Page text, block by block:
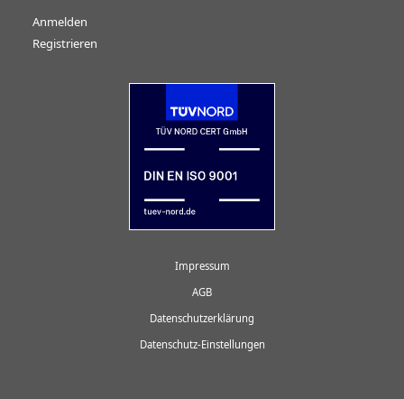
Anmelden
Registrieren
Impressum
AGB
Datenschutzerklärung
Datenschutz-Einstellungen